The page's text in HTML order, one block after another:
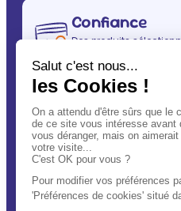
Confiance
Des produits
(après vous
Simplicité
En un clic, vous